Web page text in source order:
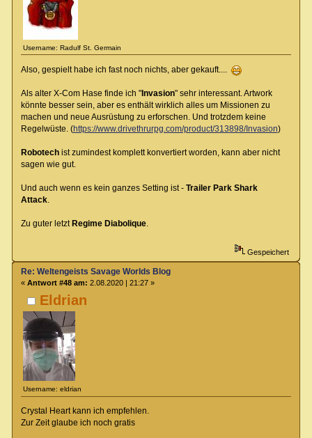
Username: Radulf St. Germain
Also, gespielt habe ich fast noch nichts, aber gekauft....
Als alter X-Com Hase finde ich "Invasion" sehr interessant. Artwork
könnte besser sein, aber es enthält wirklich alles um Missionen zu
machen und neue Ausrüstung zu erforschen. Und trotzdem keine
Regelwüste. (https://www.drivethrurpg.com/product/313898/Invasion)
Robotechist zumindest komplett konvertiert worden, kann aber nicht
sagen wie gut.
Und auch wenn es kein ganzes Setting ist -Trailer Park Shark
Attack.
Zu guter letztRegime Diabolique.
Gespeichert
Eldrian
Username: eldrian
Re: Weltengeists Savage Worlds Blog
« Antwort #48 am: 2.08.2020 | 21:27 »
Crystal Heart kann ich empfehlen.
Zur Zeit glaube ich noch gratis